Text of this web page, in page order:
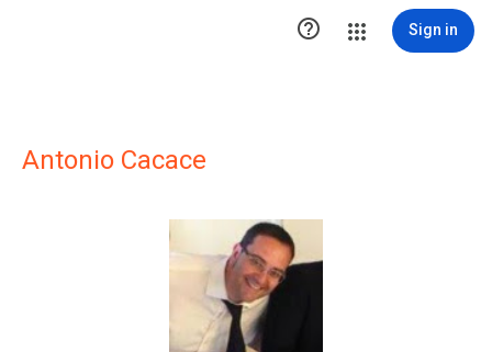
 Sign in
Antonio Cacace